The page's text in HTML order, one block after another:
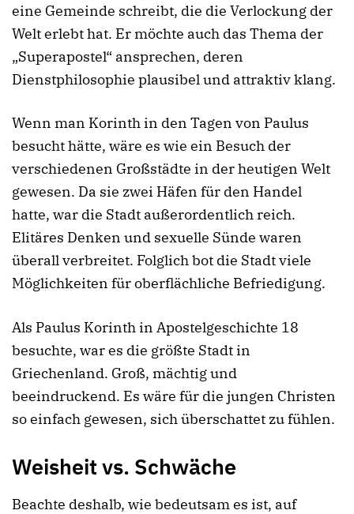
eine Gemeinde schreibt, die die Verlockung der
Welt erlebt hat. Er möchte auch das Thema der
„Superapostel“ ansprechen, deren
Dienstphilosophie plausibel und attraktiv klang.
Wenn man Korinth in den Tagen von Paulus
besucht hätte, wäre es wie ein Besuch der
verschiedenen Großstädte in der heutigen Welt
gewesen. Da sie zwei Häfen für den Handel
hatte, war die Stadt außerordentlich reich.
Elitäres Denken und sexuelle Sünde waren
überall verbreitet. Folglich bot die Stadt viele
Möglichkeiten für oberflächliche Befriedigung.
Als Paulus Korinth in Apostelgeschichte 18
besuchte, war es die größte Stadt in
Griechenland. Groß, mächtig und
beeindruckend. Es wäre für die jungen Christen
so einfach gewesen, sich überschattet zu fühlen.
Weisheit vs. Schwäche
Beachte deshalb, wie bedeutsam es ist, auf